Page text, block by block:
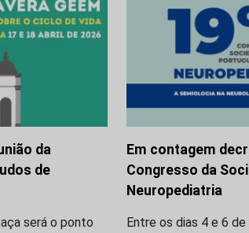
da
de
será o ponto
Em contagem
Congresso da
Neuropediatria
Entre os dias 4 e 6